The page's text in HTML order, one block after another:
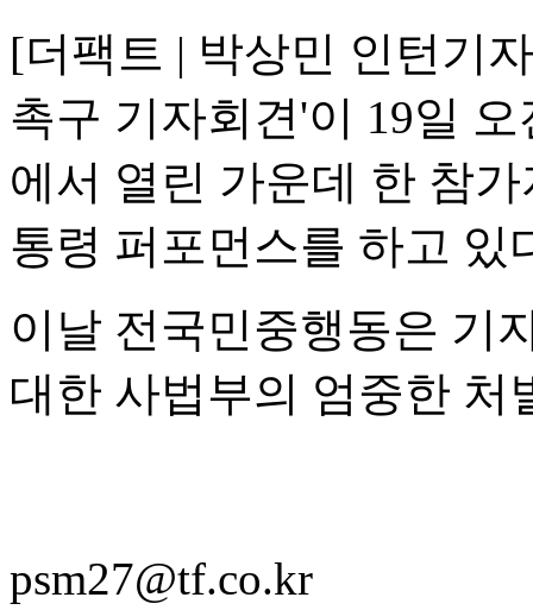
[더팩트 | 박상민 인턴기
촉구 기자회견'이 19일
에서 열린 가운데 한 참
통령 퍼포먼스를 하고 있
이날 전국민중행동은 기
대한 사법부의 엄중한 처
psm27@tf.co.kr